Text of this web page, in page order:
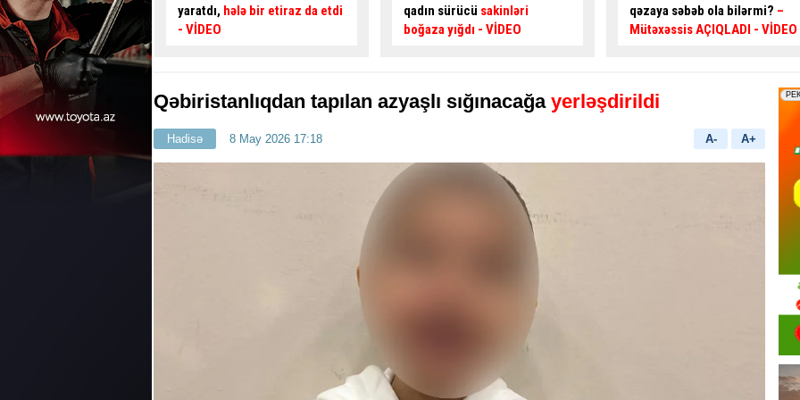
bir etiraz da etdi
qadın sürücüsakinləri
boğaza yığdı
qəzaya səbəb ola bilərmi?
Mütəxəssis AÇIQLADI - VİDEO
diqqətli olun: 100 manat
cərimə yazılır- VİDEO
Qəbiristanlıqdan tapılan azyaşlı sığınacağa yerləşdirildi
Hadisə 8 May 2026 17:18 A- A+